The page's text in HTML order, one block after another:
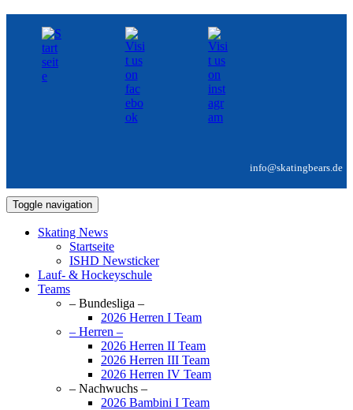
info@skatingbears.de
Toggle navigation
Skating News
Startseite
ISHD Newsticker
Lauf- & Hockeyschule
Teams
– Bundesliga –
2026 Herren I Team
– Herren –
2026 Herren II Team
2026 Herren III Team
2026 Herren IV Team
– Nachwuchs –
2026 Bambini I Team